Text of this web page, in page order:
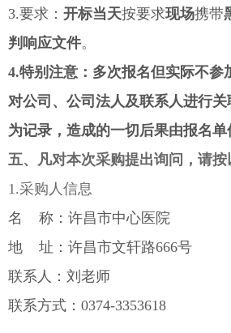
3.要求： 开标当天按要求现场携带
判响应文件。
4.特别注意：多次报名但实际不参
对公司、公司法人及联系人进行
为记录，造成的一切后果由报名单
五、凡对本次采购提出询问，请按
1.采购人信息
名 称：许昌市中心医院
地 址：许昌市文轩路666号
联系人：刘老师
联系方式：0374-3353618